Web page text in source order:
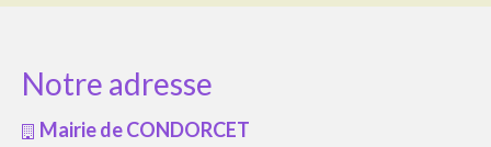
Notre adresse
Mairie de CONDORCET